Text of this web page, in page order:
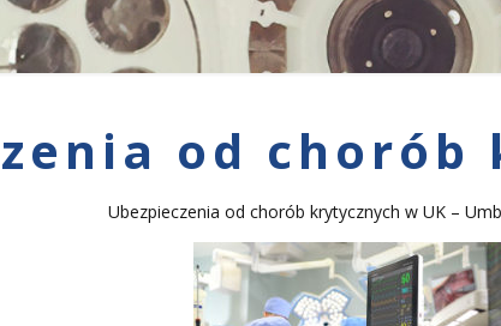
od chorób
Ubezpieczenia od chorób krytycznych w UK –